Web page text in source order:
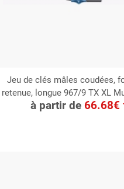
Jeu de clés mâles coudées,
retenue, longue 967/9 TX XL
à partir de 66.68€
CONSULTER
Demande de devis